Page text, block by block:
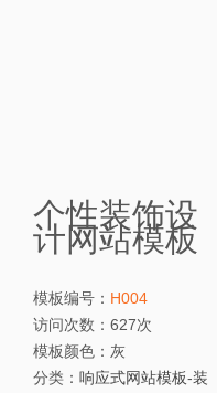
个性装饰设
计网站模板
模板编号： H004
访问次数： 627次
模板颜色： 灰
分类： 响应式网站模板-装